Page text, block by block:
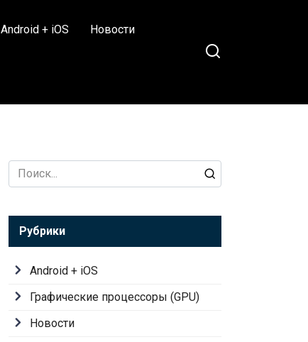
Android + iOS Новости
Search
for:
Рубрики
Android + iOS
Графические процессоры (GPU)
Новости